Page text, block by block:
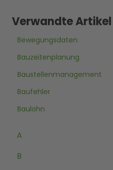
Verwandte Artikel
Bewegungsdaten
Bauzeitenplanung
Baustellenmanagement
Baufehler
Baulohn
A
B